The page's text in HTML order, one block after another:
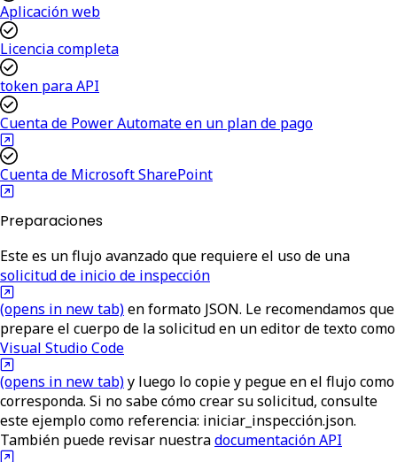
Aplicación web
Licencia completa
token para API
Cuenta de Power Automate en un plan de pago
Cuenta de Microsoft SharePoint
Preparaciones
Este es un flujo avanzado que requiere el uso de una
solicitud de inicio de inspección
(opens in new tab)en formato JSON. Le recomendamos que
prepare el cuerpo de la solicitud en un editor de texto como
Visual Studio Code
(opens in new tab)y luego lo copie y pegue en el flujo como
corresponda. Si no sabe cómo crear su solicitud, consulte
este ejemplo como referencia: iniciar_inspección.json.
También puede revisar nuestradocumentación API